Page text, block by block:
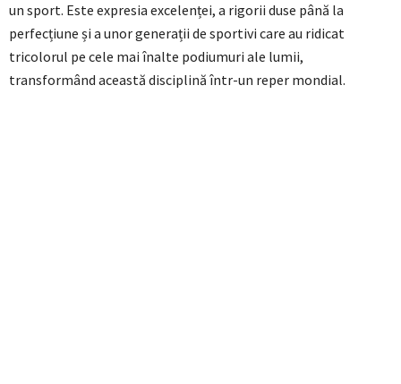
un sport. Este expresia excelenței, a rigorii duse până la
perfecțiune și a unor generații de sportivi care au ridicat
tricolorul pe cele mai înalte podiumuri ale lumii,
transformând această disciplină într-un reper mondial.